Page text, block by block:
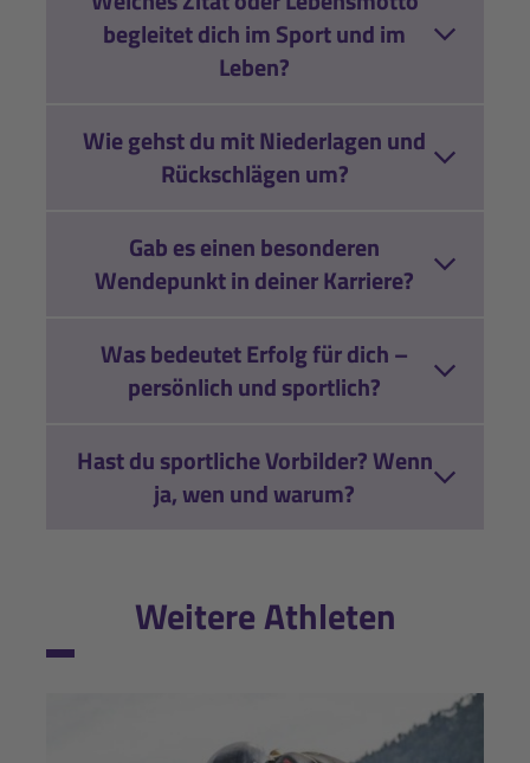
begleitet dich im Sport und im
Leben?
Wie gehst du mit Niederlagen und
Rückschlägen um?
Gab es einen besonderen
Wendepunkt in deiner Karriere?
Was bedeutet Erfolg für dich –
persönlich und sportlich?
Hast du sportliche Vorbilder? Wenn
ja, wen und warum?
Weitere Athleten